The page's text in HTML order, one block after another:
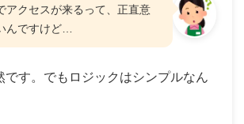
アクセスが来るって、正直意
んですけど…
です。でもロジックはシンプルなん